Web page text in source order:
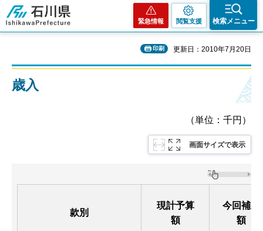
石川県
緊急情報 閲覧支援 検索メニュー
印刷 更新日：2010年7月20日
歳入
（単位：千円）
画面サイズで表示
款別
現計予算
額
今回補正
額